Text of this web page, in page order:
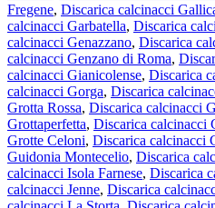
Fregene, Discarica calcinacci
calcinacci Garbatella, Discarica
calcinacci Genazzano, Discarica
calcinacci Genzano di Roma,
calcinacci Gianicolense, Discarica
calcinacci Gorga, Discarica
Grotta Rossa, Discarica calcinacci
Grottaperfetta, Discarica calcinacci
Grotte Celoni, Discarica calcinacci
Guidonia Montecelio, Discarica
calcinacci Isola Farnese, Discarica
calcinacci Jenne, Discarica